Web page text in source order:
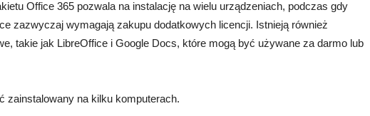
Office 365 pozwala na instalację na wielu urządzeniach, podczas gdy
zazwyczaj wymagają zakupu dodatkowych licencji. Istnieją również
takie jak LibreOffice i Google Docs, które mogą być używane za darmo lub
zainstalowany na kilku komputerach.